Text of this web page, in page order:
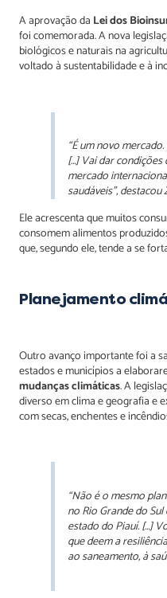
A aprovação da Lei dos
foi comemorada. A nova
biológicos e naturais na
voltado à sustentabilidade e à
“É um novo
[…] Vai dar
mercado
saudáveis”, destacou
Ele acrescenta que muitos
consomem alimentos
que, segundo ele, tende a se
Planejamento
Outro avanço importante foi a
estados e municípios a
mudanças climáticas. A
diverso em clima e geografia e
com secas, enchentes e
“Não é o mesmo
no Rio Grande do
estado do Piauí. […]
que deem a
ao saneamento, à